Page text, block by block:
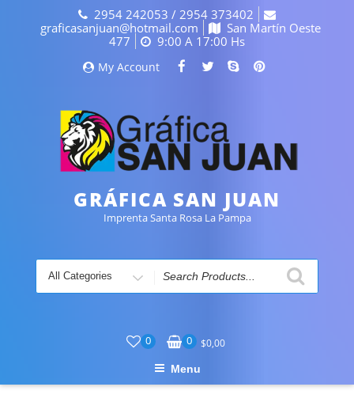
content
2954 242053 / 2954 373402
graficasanjuan@hotmail.com
San Martín Oeste
477
9:00 A 17:00 Hs
My Account
GRÁFICA SAN JUAN
Imprenta Santa Rosa La Pampa
Search
for
0 0 $0,00
Menu